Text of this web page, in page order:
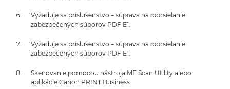
Vyžaduje sa príslušenstvo – súprava na odosielanie
zabezpečených súborov PDF E1.
Vyžaduje sa príslušenstvo – súprava na odosielanie
zabezpečených súborov PDF E1.
Skenovanie pomocou nástroja MF Scan Utility alebo
aplikácie Canon PRINT Business